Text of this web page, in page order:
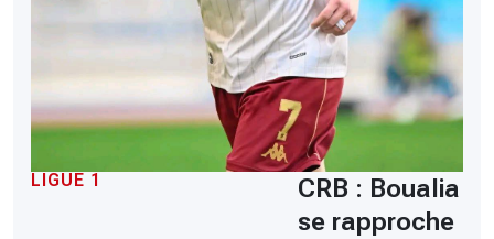
LIGUE 1
CRB : Boualia
se rapproche